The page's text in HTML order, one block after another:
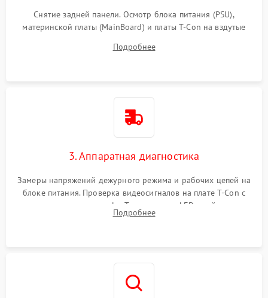
Снятие задней панели. Осмотр блока питания (PSU),
материнской платы (MainBoard) и платы T-Con на вздутые
Проверка надежности фиксации и целостности шлейфов.
Подробнее
3. Аппаратная диагностика
Замеры напряжений дежурного режима и рабочих цепей на
блоке питания. Проверка видеосигналов на плате T-Con с
помощью осциллографа. Тестирование LED-драйвера и
светодиодных планок подсветки мультиметром.
Подробнее